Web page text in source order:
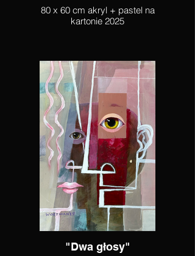
80 x 60 cm akryl + pastel na
kartonie 2025
"Dwa głosy"